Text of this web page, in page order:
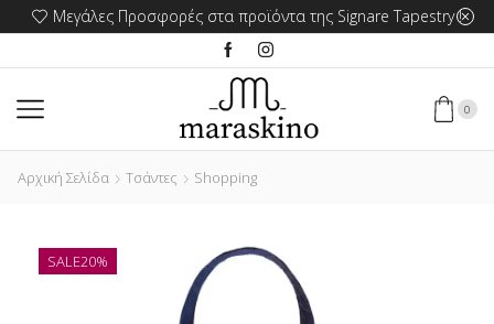
Μεγάλες Προσφορές στα προϊόντα της Signare Tapestry !
0
Αρχική Σελίδα Τσάντες Shopping
SALE20%